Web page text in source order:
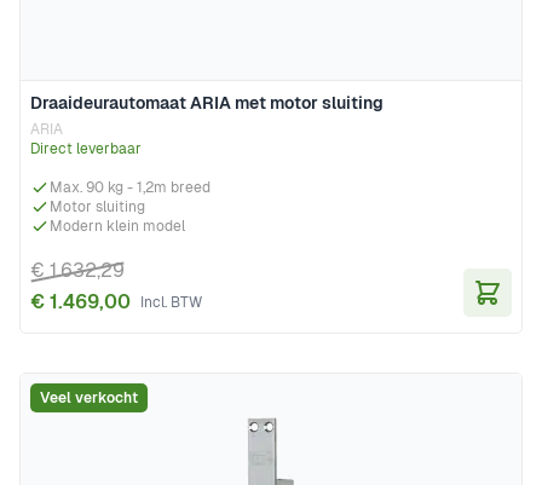
Draaideurautomaat ARIA met motor sluiting
ARIA
Direct leverbaar
Max. 90 kg - 1,2m breed
Motor sluiting
Modern klein model
€ 1.469,00
€ 1.632,29
Veel verkocht